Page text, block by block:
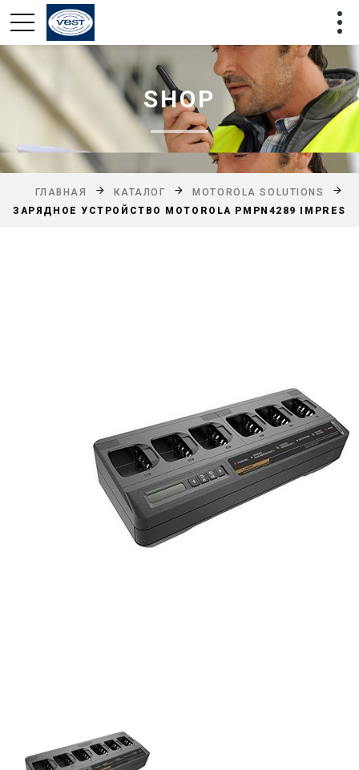
SHOP
ГЛАВНАЯ КАТАЛОГ
MOTOROLA SOLUTIONS
ЗАРЯДНОЕ УСТРОЙСТВО MOTOROLA PMPN4289 IMPRES